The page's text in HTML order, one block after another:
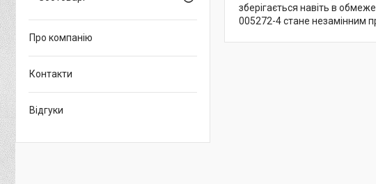
зберігається навіть в
005272-4 стане незамінним
Про компанію
Контакти
Відгуки